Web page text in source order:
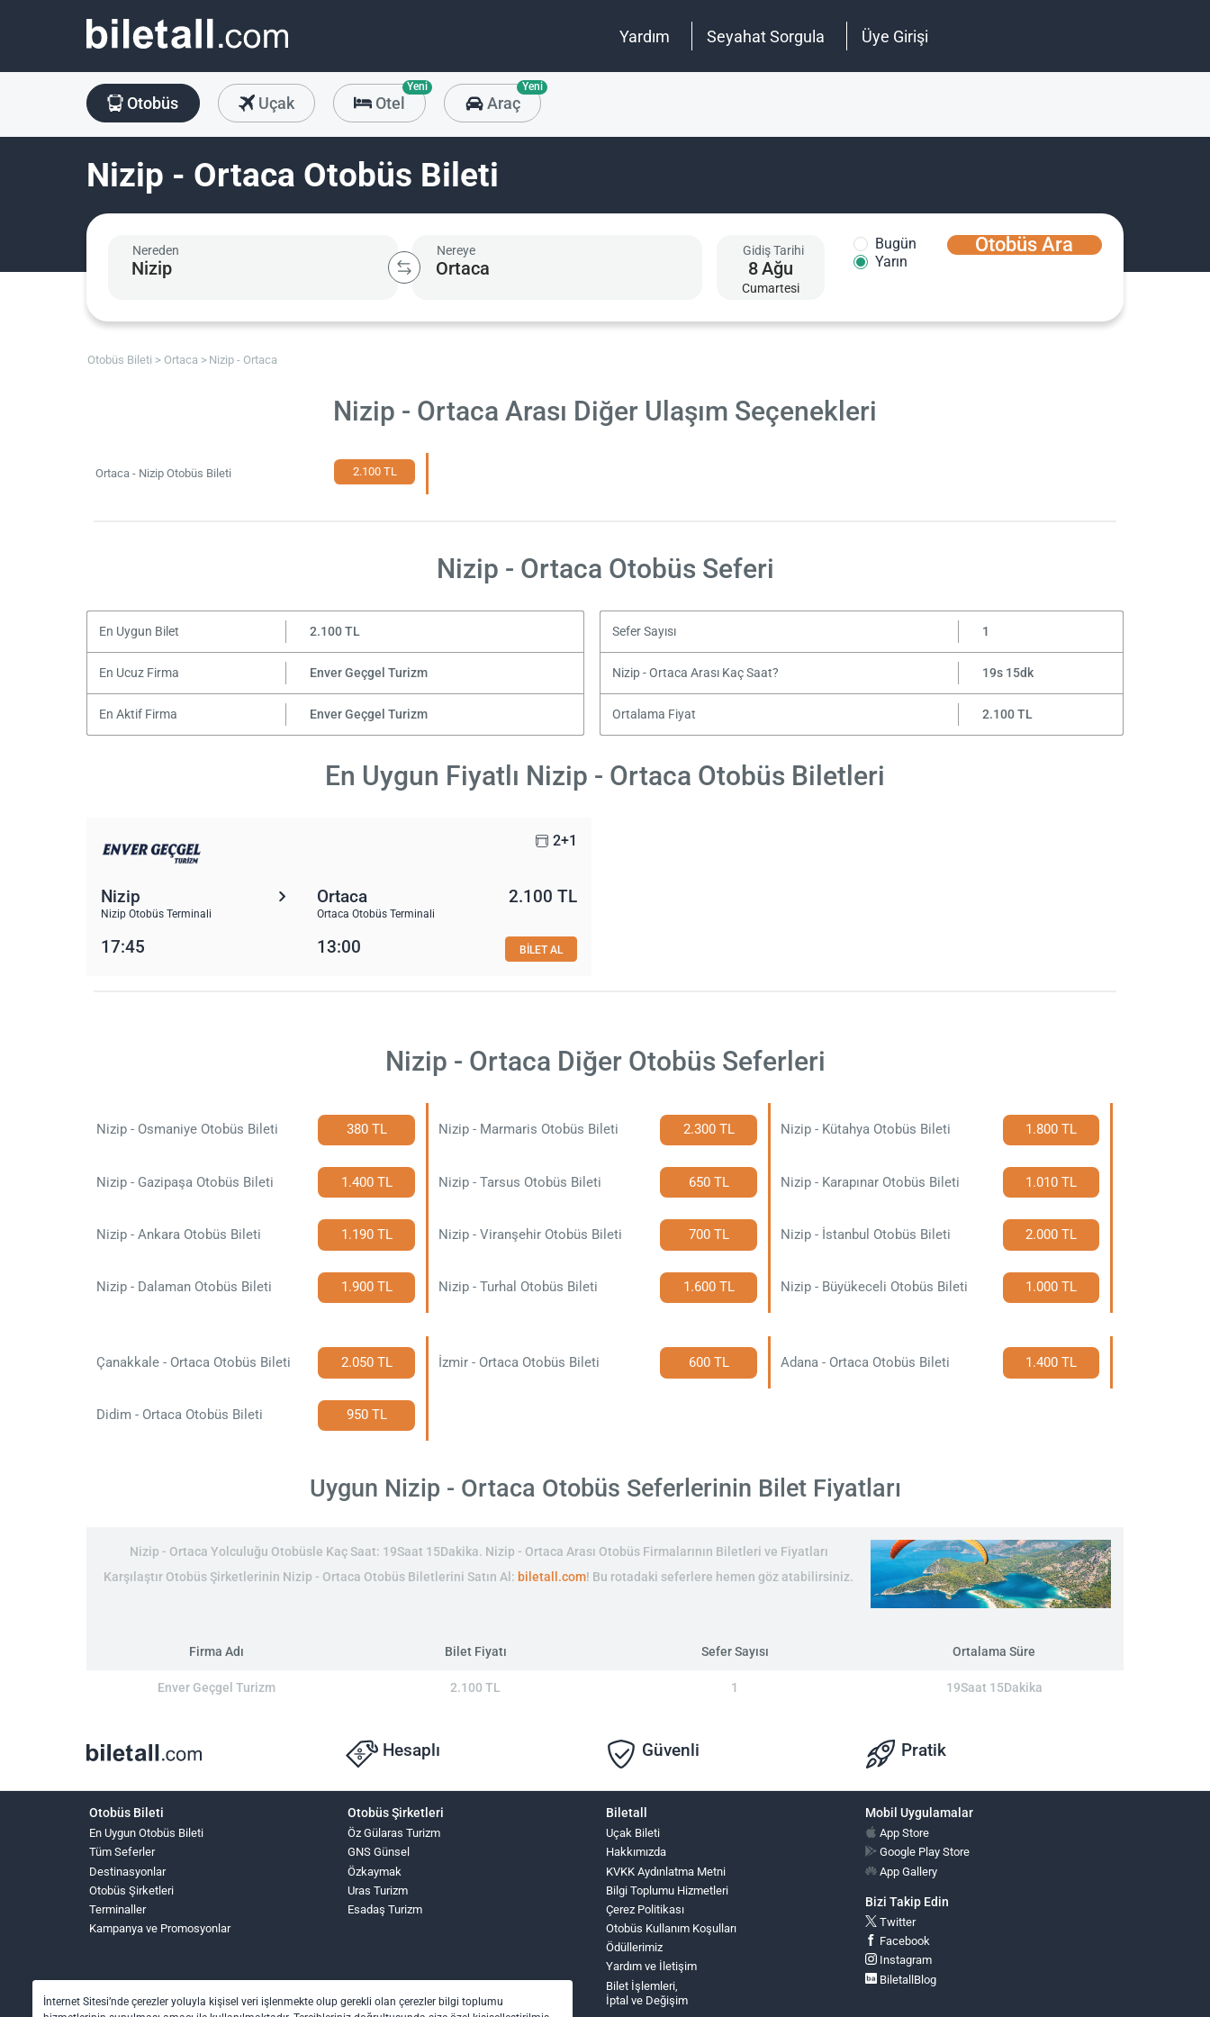
Yardım Seyahat Sorgula Üye Girişi
Otobüs Uçak Otel
Yeni
Araç
Yeni
Nizip - Ortaca Otobüs Bileti
Nereden Nereye Gidiş Tarihi
8Ağu
Cumartesi
Bugün
Yarın
Otobüs Ara
Otobüs Bileti Ortaca Nizip - Ortaca
Nizip - Ortaca Arası Diğer Ulaşım Seçenekleri
Ortaca - Nizip Otobüs Bileti 2.100 TL
Nizip - Ortaca Otobüs Seferi
En Uygun Bilet 2.100 TL Sefer Sayısı 1
En Ucuz Firma Enver Geçgel Turizm Nizip - Ortaca Arası Kaç Saat? 19s 15dk
En Aktif Firma Enver Geçgel Turizm Ortalama Fiyat 2.100 TL
En Uygun Fiyatlı Nizip - Ortaca Otobüs Biletleri
2+1
Nizip
Nizip Otobüs Terminali
Ortaca
Ortaca Otobüs Terminali
2.100 TL
17:45 13:00 BİLET AL
Nizip - Ortaca Diğer Otobüs Seferleri
Nizip - Osmaniye Otobüs Bileti 380 TL Nizip - Marmaris Otobüs Bileti 2.300 TL Nizip - Kütahya Otobüs Bileti 1.800 TL
Nizip - Gazipaşa Otobüs Bileti 1.400 TL Nizip - Tarsus Otobüs Bileti 650 TL Nizip - Karapınar Otobüs Bileti 1.010 TL
Nizip - Ankara Otobüs Bileti 1.190 TL Nizip - Viranşehir Otobüs Bileti 700 TL Nizip - İstanbul Otobüs Bileti 2.000 TL
Nizip - Dalaman Otobüs Bileti 1.900 TL Nizip - Turhal Otobüs Bileti 1.600 TL Nizip - Büyükeceli Otobüs Bileti 1.000 TL
Çanakkale - Ortaca Otobüs Bileti 2.050 TL İzmir - Ortaca Otobüs Bileti 600 TL Adana - Ortaca Otobüs Bileti 1.400 TL
Didim - Ortaca Otobüs Bileti 950 TL
Uygun Nizip - Ortaca Otobüs Seferlerinin Bilet Fiyatları
Nizip - Ortaca Yolculuğu Otobüsle Kaç Saat: 19Saat 15Dakika. Nizip - Ortaca Arası Otobüs Firmalarının Biletleri ve Fiyatları
Karşılaştır Otobüs Şirketlerinin Nizip - Ortaca Otobüs Biletlerini Satın Al: biletall.com! Bu rotadaki seferlere hemen göz atabilirsiniz.
Firma Adı Bilet Fiyatı Sefer Sayısı Ortalama Süre
Enver Geçgel Turizm 2.100 TL 1 19Saat 15Dakika
Hesaplı Güvenli Pratik
Otobüs Bileti
En Uygun Otobüs Bileti
Tüm Seferler
Destinasyonlar
Otobüs Şirketleri
Terminaller
Kampanya ve Promosyonlar
Otobüs Şirketleri
Öz Gülaras Turizm
GNS Günsel
Özkaymak
Uras Turizm
Esadaş Turizm
Biletall
Uçak Bileti
Hakkımızda
KVKK Aydınlatma Metni
Bilgi Toplumu Hizmetleri
Çerez Politikası
Otobüs Kullanım Koşulları
Ödüllerimiz
Yardım ve İletişim
Bilet İşlemleri,
İptal ve Değişim
Mobil Uygulamalar
App Store
Google Play Store
App Gallery
Bizi Takip Edin
Twitter
Facebook
Instagram
BiletallBlog
İnternet Sitesi’nde çerezler yoluyla kişisel veri işlenmekte olup gerekli olan çerezler bilgi toplumu